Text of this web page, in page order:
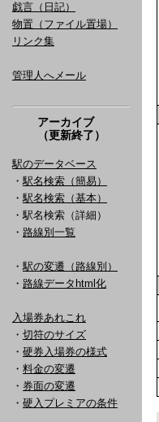
戯言（日記）
物置（ファイル置場）
リンク集
管理人へメール
アーカイブ
（更新終了）
駅のデータベース
・ 駅名検索（簡易）
・ 駅名検索（基本）
・駅名検索（詳細）
・ 路線別一覧
・ 駅の変遷（路線別）
・ 路線データhtml化
入場券あれこれ
・ 切符のサイズ
・ 硬券入場券の様式
・ 料金の変遷
・ 券面の変遷
・ 硬入プレミアの条件